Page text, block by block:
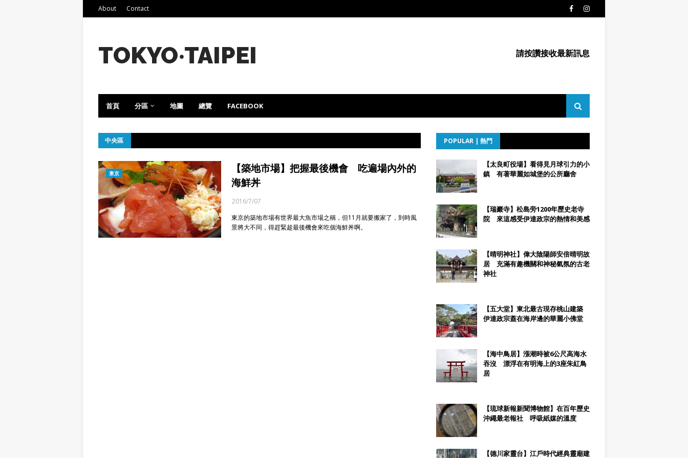
About Contact
TOKYO‧TAIPEI 請按讚接收最新訊息
首頁 分區 地圖 總覽 FACEBOOK
中央區
東京
【築地市場】把握最後機會 吃遍場內外的
海鮮丼
2016/7/07
東京的築地市場有世界最大魚市場之稱，但11月就要搬家了，到時風
景將大不同，得趕緊趁最後機會來吃個海鮮丼啊。
POPULAR | 熱門
【太良町役場】看得見月球引力的小
鎮 有著華麗如城堡的公所廳舍
【瑞巖寺】松島旁1200年歷史老寺
院 來這感受伊達政宗的熱情和美感
【晴明神社】偉大陰陽師安倍晴明故
居 充滿有趣機關和神秘氣氛的古老
神社
【五大堂】東北最古現存桃山建築
伊達政宗蓋在海岸邊的華麗小佛堂
【海中鳥居】漲潮時被6公尺高海水
吞沒 漂浮在有明海上的3座朱紅鳥
居
【琉球新報新聞博物館】在百年歷史
沖繩最老報社 呼吸紙媒的溫度
【德川家靈台】江戶時代經典靈廟建